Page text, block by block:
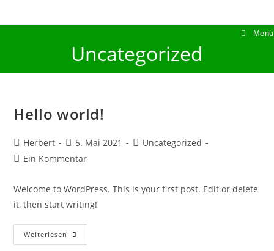
Inhalt
Menü
Uncategorized
Hello world!
Beitrags-
Autor:
Herbert
Beitrag
veröffentlicht:
5. Mai 2021
Beitrags-
Uncategorized
Beitrags-
Ein Kommentar
Welcome to WordPress. This is your first post. Edit or delete
it, then start writing!
Weiterlesen Hello
World!